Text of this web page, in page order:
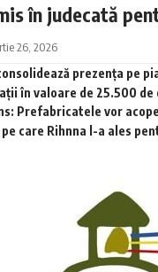
în judecată
26, 2026
prezența pe
în valoare de 25.500 de
Prefabricatele vor
care Rihnna l-a ales